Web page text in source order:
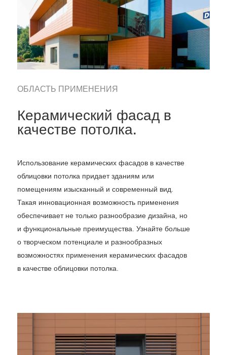
ОБЛАСТЬ ПРИМЕНЕНИЯ
Керамический фасад в
качестве потолка.
Использование керамических фасадов в качестве
облицовки потолка придает зданиям или
помещениям изысканный и современный вид.
Такая инновационная возможность применения
обеспечивает не только разнообразие дизайна, но
и функциональные преимущества. Узнайте больше
о творческом потенциале и разнообразных
возможностях применения керамических фасадов
в качестве облицовки потолка.